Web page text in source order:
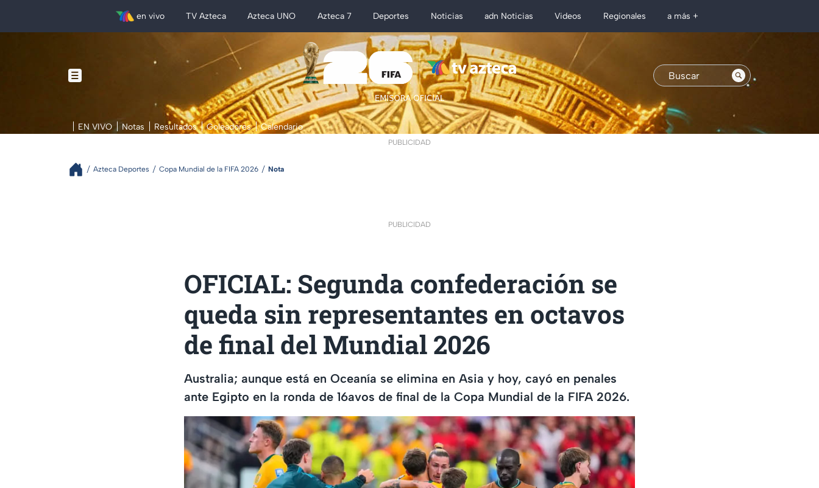
en vivo TV Azteca Azteca UNO Azteca 7 Deportes Noticias adn Noticias Videos Regionales a más +
EN VIVO Notas Resultados Goleadores Calendario
PUBLICIDAD
Azteca Deportes Copa Mundial de la FIFA 2026 Nota
PUBLICIDAD
OFICIAL: Segunda confederación se
queda sin representantes en octavos
de final del Mundial 2026
Australia; aunque está en Oceanía se elimina en Asia y hoy, cayó en penales
ante Egipto en la ronda de 16avos de final de la Copa Mundial de la FIFA 2026.